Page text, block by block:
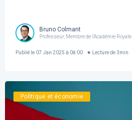
Bruno Colmant
Professeur, Membre de l'Académie Royale
Publié le 07 Jan 2025 à 08:00 Lecture de 3min
Politique et économie